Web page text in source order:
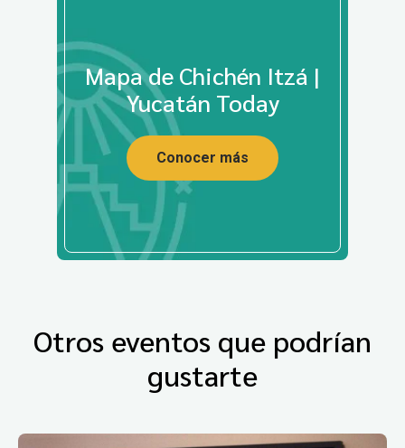
Mapa de Chichén Itzá |
Yucatán Today
Conocer más
Otros eventos que podrían
gustarte